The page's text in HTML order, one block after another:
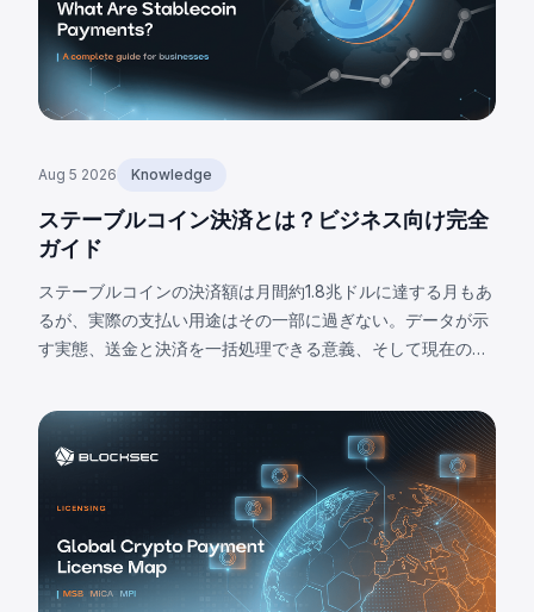
Aug 5 2026 Knowledge
ステーブルコイン決済とは？ビジネス向け完全
ガイド
ステーブルコインの決済額は月間約1.8兆ドルに達する月もあ
るが、実際の支払い用途はその一部に過ぎない。データが示
す実態、送金と決済を一括処理できる意義、そして現在の限